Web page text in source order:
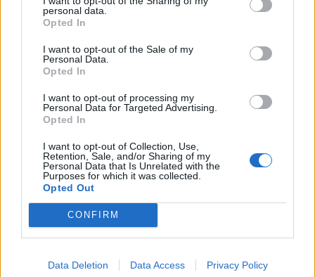
personal data.
Opted In
I want to opt-out of the Sale of my
Personal Data.
Opted In
I want to opt-out of processing my
Personal Data for Targeted Advertising.
Opted In
I want to opt-out of Collection, Use,
Retention, Sale, and/or Sharing of my
Personal Data that Is Unrelated with the
Purposes for which it was collected.
Opted Out
CONFIRM
Data Deletion Data Access Privacy Policy
pastatymuose.Šiuo metu mano mylimiausia partija –
Tikiuosi ją dainuoti kiek tik įmanoma dažniau!
Kažkokių ypatingų užmojų ateičiai neturiu. Dainuosiu
tol, kol galiu, kol kviečia įdomiems projektams.
Ko palinkėtumėte Vilniui 700-tųjų metų jubiliejaus
proga?
Vilnius vis gražėja, auga jo kultūrinė svarba. Linkiu jam
tolesnio žydėjimo!